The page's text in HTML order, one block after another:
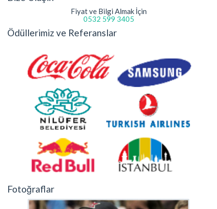
Fiyat ve Bilgi Almak İçin
0532 599 3405
Ödüllerimiz ve Referanslar
Fotoğraflar